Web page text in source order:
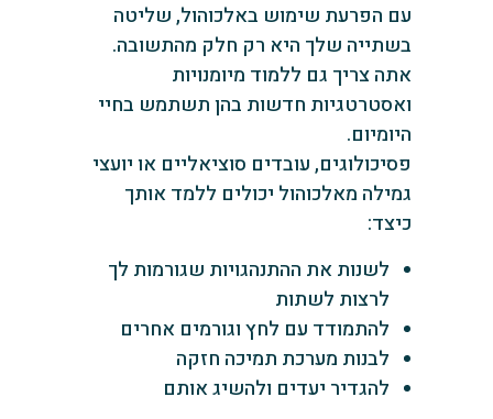
עם הפרעת שימוש באלכוהול, שליטה
בשתייה שלך היא רק חלק מהתשובה.
אתה צריך גם ללמוד מיומנויות
ואסטרטגיות חדשות בהן תשתמש בחיי
היומיום.
פסיכולוגים, עובדים סוציאליים או יועצי
גמילה מאלכוהול יכולים ללמד אותך
כיצד:
לשנות את ההתנהגויות שגורמות לך
לרצות לשתות
להתמודד עם לחץ וגורמים אחרים
לבנות מערכת תמיכה חזקה
להגדיר יעדים ולהשיג אותם